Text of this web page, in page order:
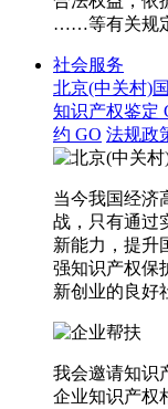
……等有关规
社会服务
北京(中关村)
知识产权鉴定
约 GO 法规政
当今我国经济
战，只有通过
新能力，提升
强知识产权保
新创业的良好
我会邀请知识
企业知识产权